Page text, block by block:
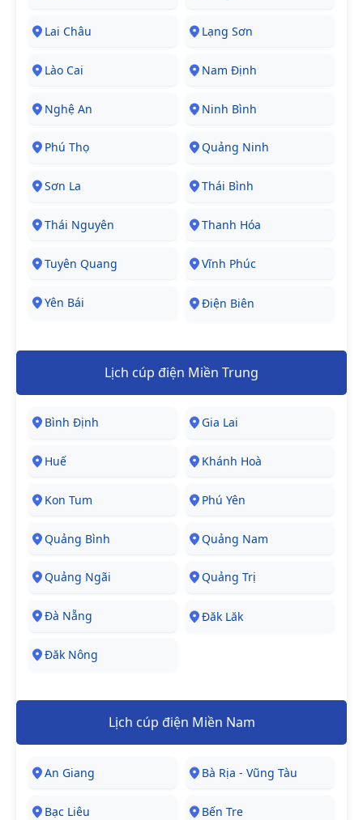
Lai Châu Lạng Sơn
Lào Cai Nam Định
Nghệ An Ninh Bình
Phú Thọ Quảng Ninh
Sơn La Thái Bình
Thái Nguyên Thanh Hóa
Tuyên Quang Vĩnh Phúc
Yên Bái Điện Biên
Lịch cúp điện Miền Trung
Bình Định Gia Lai
Huế Khánh Hoà
Kon Tum Phú Yên
Quảng Bình Quảng Nam
Quảng Ngãi Quảng Trị
Đà Nẵng Đăk Lăk
Đăk Nông
Lịch cúp điện Miền Nam
An Giang Bà Rịa - Vũng Tàu
Bạc Liêu Bến Tre